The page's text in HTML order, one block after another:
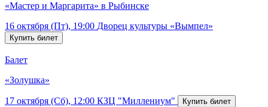
«Мастер и Маргарита» в Рыбинске
16 октября (Пт), 19:00 Дворец культуры «Вымпел»
Балет
«Золушка»
17 октября (Сб), 12:00 КЗЦ "Миллениум"